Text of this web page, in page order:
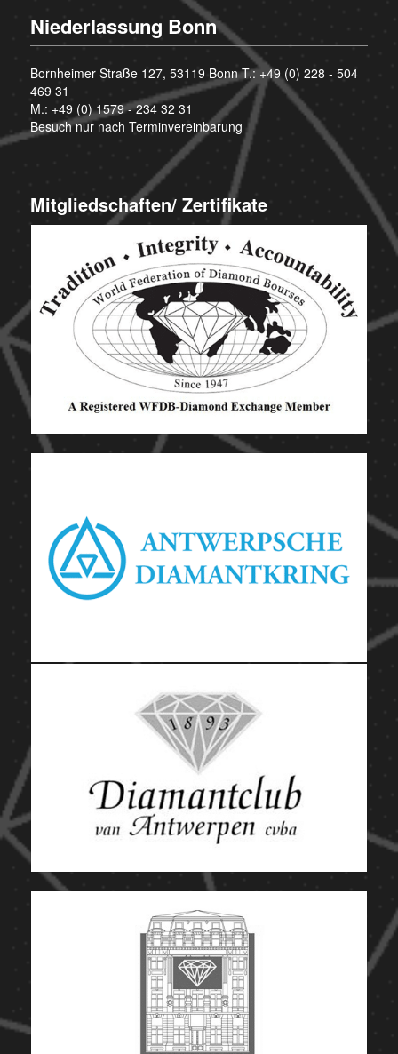
Niederlassung Bonn
Bornheimer Straße 127, 53119 Bonn T.:+49 (0) 228 - 504
469 31
M.: +49 (0) 1579 - 234 32 31
Besuch nur nach Terminvereinbarung
Mitgliedschaften/ Zertifikate